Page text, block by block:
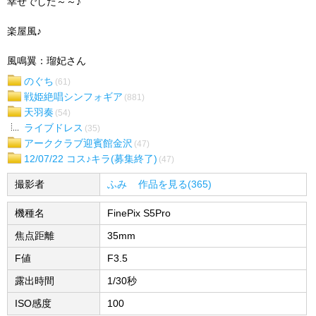
楽屋風♪
風鳴翼：瑠妃さん
のぐち (61)
戦姫絶唱シンフォギア (881)
天羽奏 (54)
ライブドレス (35)
アーククラブ迎賓館金沢 (47)
12/07/22 コス♪キラ(募集終了) (47)
撮影者 ふみ 作品を見る(365)
機種名
FinePix S5Pro
焦点距離
35mm
F値
F3.5
露出時間
1/30秒
ISO感度
100